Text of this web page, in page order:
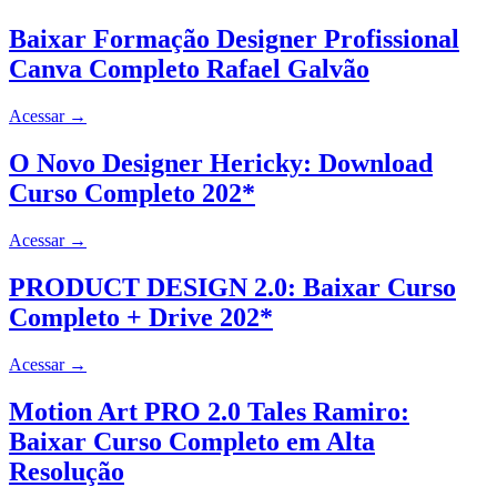
Baixar Formação Designer Profissional
Canva Completo Rafael Galvão
Acessar →
O Novo Designer Hericky: Download
Curso Completo 202*
Acessar →
PRODUCT DESIGN 2.0: Baixar Curso
Completo + Drive 202*
Acessar →
Motion Art PRO 2.0 Tales Ramiro:
Baixar Curso Completo em Alta
Resolução